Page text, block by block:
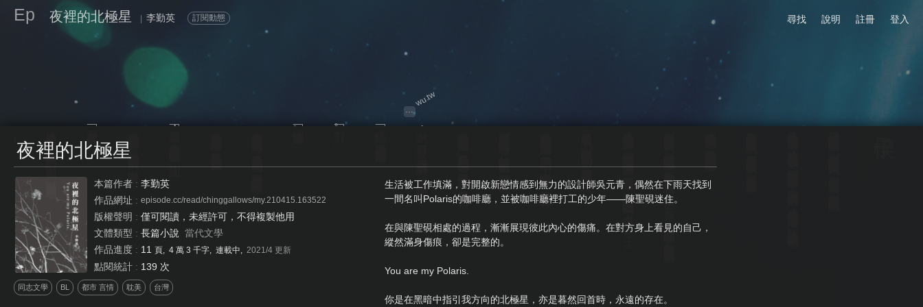
Ep 夜裡的北極星 李勤英 訂閱動態 尋找 說明 註冊 登入
…
wu.tw
好幾次來這附近和老客戶會面，但從來沒發現這間咖啡廳。店外面的木樑和木門上都漆上普魯士藍的底色，上面用藍色、黃色、紅色等等不同顏色的小圓點點綴著，整間店遠看像個美麗的星空。
吳元青抬頭尋找店的招牌，現在的文青咖啡店招牌總是安裝在很不明顯的地方，每次都要找很久。但這間店的招牌非常顯眼的高掛在屋簷下，店名叫
Polaris。
他看了一眼手表，距離下班時間還剩半小時而已，遇到這種狀況時吳元青的公司通常會讓他們直接下班。
於是他將濕漉漉的折疊傘放在門旁的傘架上，伸手推開了木門，上方的鈴噹「噹啷」了一聲，發出了清脆的聲響。
開門後馬上撲鼻而來的是非常清爽的咖啡香，並伴隨著輕快的英文歌曲，才剛踏入店裡就有種放鬆的感覺。
櫃台後方的店員聽見鈴鐺聲後抬頭，看見他後馬上露出清爽的笑容。那是個五官清秀，看起來大約二十出頭的男孩。
啊，好可愛。吳元青在內心稱讚了一下，但臉上還是維持和平常一樣的面攤狀態。
「一位嗎？」可愛的店員走出櫃檯招呼自己。
「對。」
「那這邊請喔。」
店員有禮貌地伸出右手指引著吳元青，看起來雖然是大學生的感覺，卻像在職場打滾多年般地訓練有素。
店員傾身靠近吳元青解說著，他趁這時候瞄了一眼名牌，名叫「陳聖硯」。
「我可以直接點嗎？」
原本已經轉身的陳聖硯，馬上轉過來說：「可以啊。」從口袋拿出了點餐用的手機。
夜裡的北極星
本篇作者 : 李勤英
作品網址 : episode.cc/read/chinggallows/my.210415.163522
版權聲明 : 僅可閱讀，未經許可，不得複製他用
文體類型 : 長篇小說 當代文學
作品進度 : 11 頁, 4 萬 3 千字, 連載中, 2021/4 更新
點閱統計 : 139 次
同志文學 BL 都市 言情 耽美 台灣
生活被工作填滿，對開啟新戀情感到無力的設計師吳元青，偶然在下雨天找到
一間名叫Polaris的咖啡廳，並被咖啡廳裡打工的少年——陳聖硯迷住。
在與陳聖硯相處的過程，漸漸展現彼此內心的傷痛。在對方身上看見的自己，
縱然滿身傷痕，卻是完整的。
You are my Polaris.
你是在黑暗中指引我方向的北極星，亦是暮然回首時，永遠的存在。